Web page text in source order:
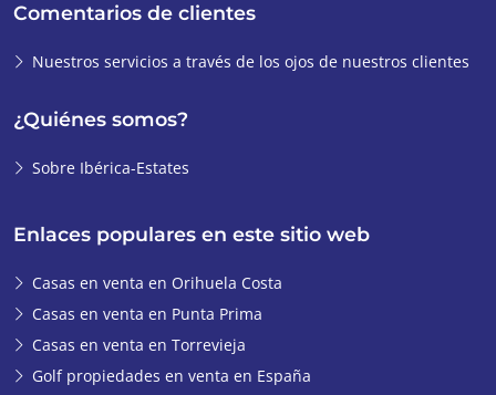
Enlaces populares en este sitio web
Casas en venta en Orihuela Costa
Casas en venta en Punta Prima
Casas en venta en Torrevieja
Golf propiedades en venta en España
Comentarios de clientes
Nuestros servicios a través de los ojos de nuestros clientes
¿Quiénes somos?
Sobre Ibérica-Estates